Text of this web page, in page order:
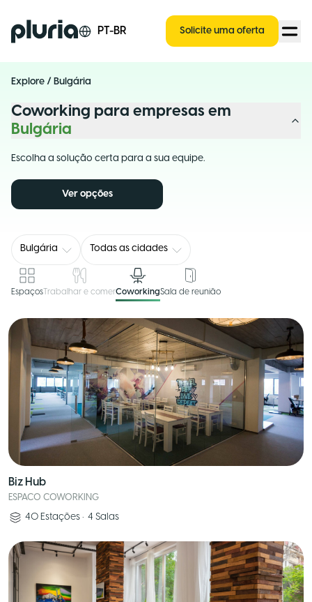
Logo Pluria PT-BR Solicite uma oferta
Explore / Bulgária
Coworking para empresas em
Bulgária
Escolha a solução certa para a sua equipe.
Ver opções
Bulgária Todas as cidades
EspaçosTrabalhar e comerCoworkingSala de reunião
Biz Hub
ESPACO COWORKING
40 Estações • 4 Salas